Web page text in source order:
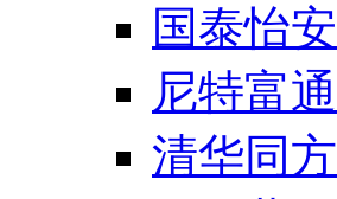
国泰怡安
尼特富通
清华同方